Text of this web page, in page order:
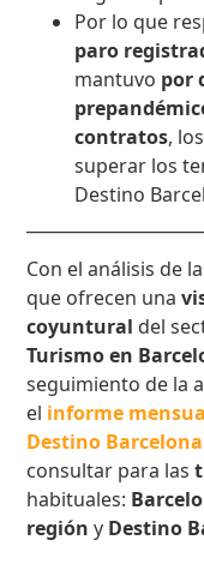
Por lo que
paro
mantuvo por
contratos, los
superar los
Destino
Con el análisis de
que ofrecen una
coyuntural del
Turismo en
seguimiento de la
el informe
Destino Barcelona
consultar para las
habituales:
regióny Destino